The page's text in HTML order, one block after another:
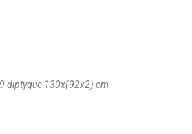
diptyque 130x(92x2) cm